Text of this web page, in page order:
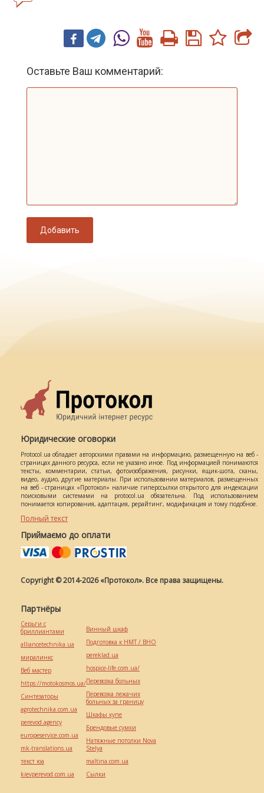
Оставьте Ваш комментарий:
Добавить
Юридические оговорки
Protocol.ua обладает авторскими правами на информацию, размещенную на веб -
страницах данного ресурса, если не указано иное. Под информацией понимаются
тексты, комментарии, статьи, фотоизображения, рисунки, ящик-шота, сканы,
видео, аудио, другие материалы. При использовании материалов, размещенных
на веб - страницах «Протокол» наличие гиперссылки открытого для индексации
поисковыми системами на protocol.ua обязательна. Под использованием
понимается копирования, адаптация, рерайтинг, модификация и тому подобное.
Полный текст
Приймаємо до оплати
Copyright © 2014-2026 «Протокол». Все права защищены.
Партнёры
Серьги с
бриллиантами
alliancetechnika.ua
миралинкс
Веб мастер
https://motokosmos.ua/
Синтезаторы
agrotechnika.com.ua
perevod.agency
europeservice.com.ua
mk-translations.ua
текст юа
kievperevod.com.ua
Винный шкаф
Подготовка к НМТ / ВНО
pereklad.ua
hospice-life.com.ua/
Перевозка больных
Перевозка лежачих
больных за границу
Шкафы купе
Брендовые сумки
Натяжные потолки Nova
Stelya
maltina.com.ua
Cылки